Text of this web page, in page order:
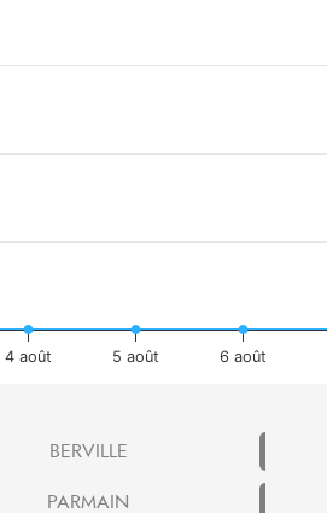
4 août 5 août 6 août
BERVILLE
PARMAIN